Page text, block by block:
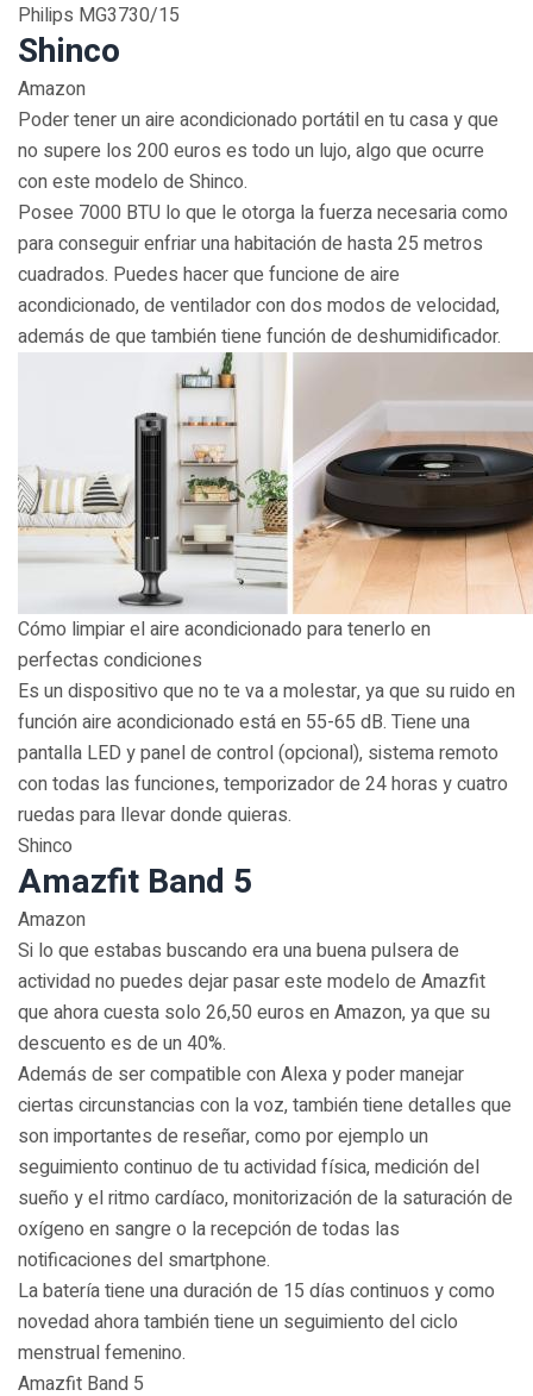
Philips MG3730/15
Shinco
Amazon
Poder tener un aire acondicionado portátil en tu casa y que
no supere los 200 euros es todo un lujo, algo que ocurre
con este modelo de Shinco.
Posee 7000 BTU lo que le otorga la fuerza necesaria como
para conseguir enfriar una habitación de hasta 25 metros
cuadrados. Puedes hacer que funcione de aire
acondicionado, de ventilador con dos modos de velocidad,
además de que también tiene función de deshumidificador.
Cómo limpiar el aire acondicionado para tenerlo en
perfectas condiciones
Es un dispositivo que no te va a molestar, ya que su ruido en
función aire acondicionado está en 55-65 dB. Tiene una
pantalla LED y panel de control (opcional), sistema remoto
con todas las funciones, temporizador de 24 horas y cuatro
ruedas para llevar donde quieras.
Shinco
Amazfit Band 5
Amazon
Si lo que estabas buscando era una buena pulsera de
actividad no puedes dejar pasar este modelo de Amazfit
que ahora cuesta solo 26,50 euros en Amazon, ya que su
descuento es de un 40%.
Además de ser compatible con Alexa y poder manejar
ciertas circunstancias con la voz, también tiene detalles que
son importantes de reseñar, como por ejemplo un
seguimiento continuo de tu actividad física, medición del
sueño y el ritmo cardíaco, monitorización de la saturación de
oxígeno en sangre o la recepción de todas las
notificaciones del smartphone.
La batería tiene una duración de 15 días continuos y como
novedad ahora también tiene un seguimiento del ciclo
menstrual femenino.
Amazfit Band 5